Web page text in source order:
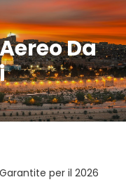
Da
per il 2026